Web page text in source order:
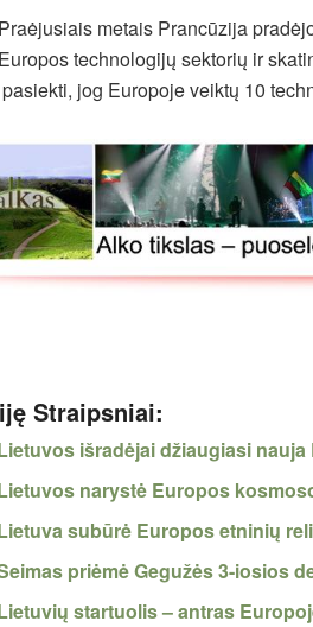
Praėjusiais metais Prancūzija
Europos technologijų sektorių ir
jog Europoje veiktų 10
Straipsniai:
išradėjai džiaugiasi
narystė Europos
subūrė Europos etninių
priėmė Gegužės 3-iosios
startuolis – antras